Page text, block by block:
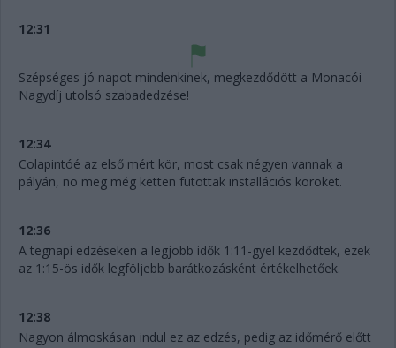
12:31
Szépséges jó napot mindenkinek, megkezdődött a Monacói
Nagydíj utolsó szabadedzése!
12:34
Colapintóé az első mért kör, most csak négyen vannak a
pályán, no meg még ketten futottak installációs köröket.
12:36
A tegnapi edzéseken a legjobb idők 1:11-gyel kezdődtek, ezek
az 1:15-ös idők legföljebb barátkozásként értékelhetőek.
12:38
Nagyon álmoskásan indul ez az edzés, pedig az időmérő előtt